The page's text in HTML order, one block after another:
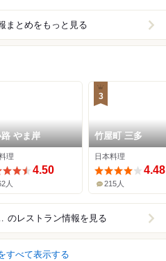
まとめをもっと見る
やま岸
理
4.50
人
3
竹屋町 三多
日本料理
4.48
215人
斗町 のレストラン情報を見る
すべて表示する